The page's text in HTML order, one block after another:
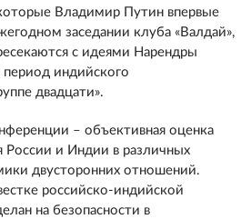
Владимир Путин впервые
заседании клуба «Валдай»,
с идеями Нарендры
индийского
двадцати».
– объективная оценка
России и Индии в различных
двусторонних отношений.
российско-индийской
на безопасности в